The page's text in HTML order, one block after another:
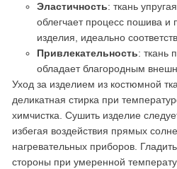
Эластичность: ткань
облегчает процесс пошива и
изделия, идеально
Привлекательность: ткань
обладает благородным
Уход за изделием из костюмной
деликатная стирка при
химчистка. Сушить изделие
избегая воздействия прямых
нагревательных приборов.
стороны при умеренной